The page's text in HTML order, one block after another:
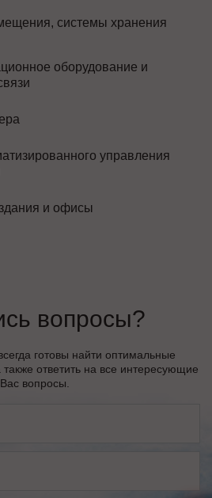
системы хранения
оборудование и
управления
и офисы
вопросы?
готовы найти оптимальные
ответить на все интересующие
Вас вопросы.